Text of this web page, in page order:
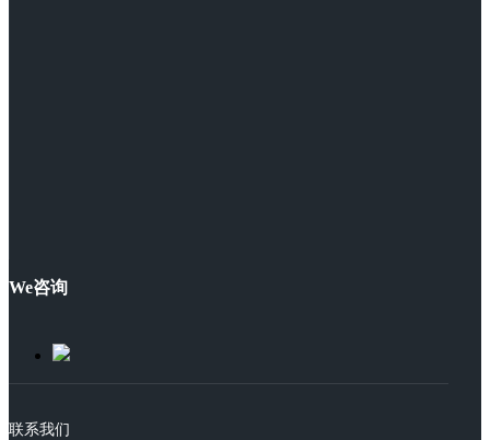
We咨询
联系我们